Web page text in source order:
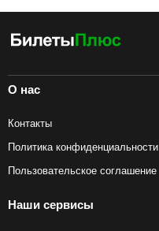
О нас
Контакты
Политика конфиденциальности
Пользовательское соглашение
Наши сервисы